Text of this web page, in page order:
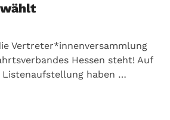
Vertreter*innenversammlung
Hessen steht! Auf
Listenaufstellung haben …